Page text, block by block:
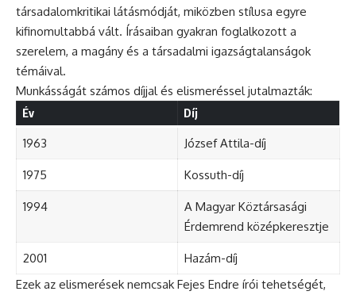
társadalomkritikai látásmódját, miközben stílusa egyre
kifinomultabbá vált. Írásaiban gyakran foglalkozott a
szerelem, a magány és a társadalmi igazságtalanságok
témáival.
Munkásságát számos díjjal és elismeréssel jutalmazták:
Év Díj
1963 József Attila-díj
1975 Kossuth-díj
1994
A Magyar Köztársasági
Érdemrend középkeresztje
2001
Hazám-díj
Ezek az elismerések nemcsak Fejes Endre írói tehetségét,